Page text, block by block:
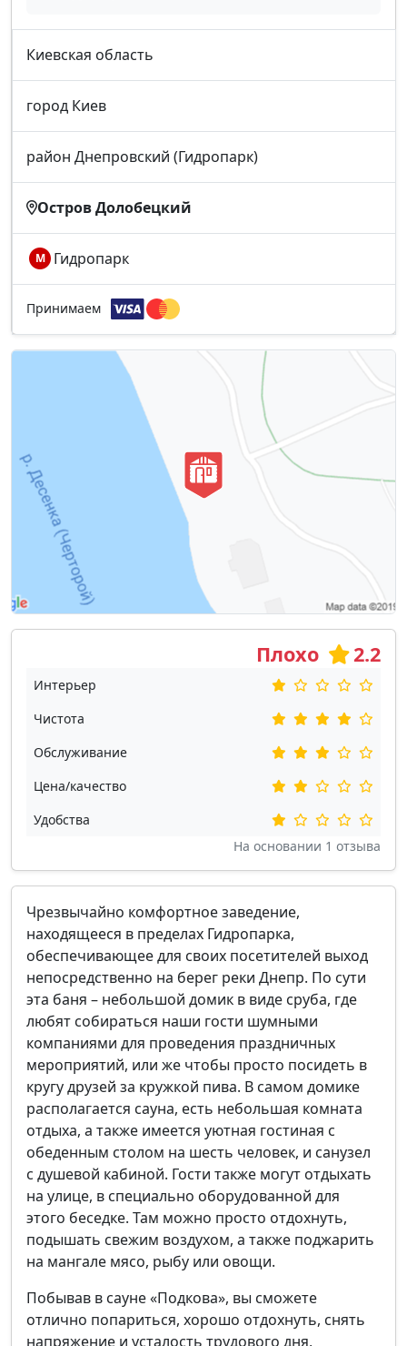
Киевская область
город Киев
район Днепровский (Гидропарк)
Остров Долобецкий
М Гидропарк
Принимаем
Плохо 2.2
Интерьер
Чистота
Обслуживание
Цена/качество
Удобства
На основании 1 отзыва
Чрезвычайно комфортное заведение,
находящееся в пределах Гидропарка,
обеспечивающее для своих посетителей выход
непосредственно на берег реки Днепр. По сути
эта баня – небольшой домик в виде сруба, где
любят собираться наши гости шумными
компаниями для проведения праздничных
мероприятий, или же чтобы просто посидеть в
кругу друзей за кружкой пива. В самом домике
располагается сауна, есть небольшая комната
отдыха, а также имеется уютная гостиная с
обеденным столом на шесть человек, и санузел
с душевой кабиной. Гости также могут отдыхать
на улице, в специально оборудованной для
этого беседке. Там можно просто отдохнуть,
подышать свежим воздухом, а также поджарить
на мангале мясо, рыбу или овощи.
Побывав в сауне «Подкова», вы сможете
отлично попариться, хорошо отдохнуть, снять
напряжение и усталость трудового дня,